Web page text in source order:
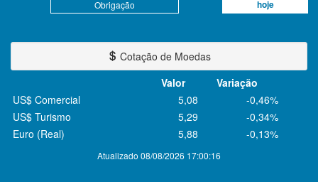
Obrigação hoje
Cotação de Moedas
Valor
Variação
Atualizado 08/08/2026 17:00:16
US$ Comercial 5,08
-0,46%
US$ Turismo
5,29
-0,34%
Euro (Real)
5,88 -0,13%